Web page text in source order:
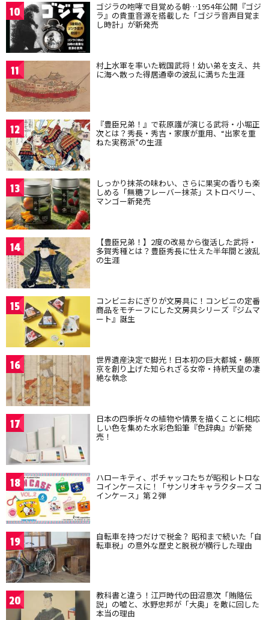
10 ゴジラの咆哮で目覚める朝…1954年公開『ゴジ
ラ』の貴重音源を搭載した「ゴジラ音声目覚ま
し時計」が新発売
11 村上水軍を率いた戦国武将！幼い弟を支え、共
に海へ散った得居通幸の波乱に満ちた生涯
12 『豊臣兄弟！』で萩原護が演じる武将・小堀正
次とは？秀長・秀吉・家康が重用、“出家を重
ねた実務派”の生涯
13 しっかり抹茶の味わい、さらに果実の香りも楽
しめる「無糖フレーバー抹茶」ストロベリー、
マンゴー新発売
14 【豊臣兄弟！】2度の改易から復活した武将・
多賀秀種とは？豊臣秀長に仕えた半年間と波乱
の生涯
15 コンビニおにぎりが文房具に！コンビニの定番
商品をモチーフにした文房具シリーズ『ジムマ
ート』誕生
16 世界遺産決定で脚光！日本初の巨大都城・藤原
京を創り上げた知られざる女帝・持統天皇の凄
絶な執念
17 日本の四季折々の植物や情景を描くことに相応
しい色を集めた水彩色鉛筆『色辞典』が新発
売！
18 ハローキティ、ポチャッコたちが昭和レトロな
コインケースに！「サンリオキャラクターズ コ
インケース」第２弾
19 自転車を持つだけで税金？ 昭和まで続いた「自
転車税」の意外な歴史と脱税が横行した理由
20 教科書と違う！江戸時代の田沼意次「賄賂伝
説」の嘘と、水野忠邦が「大奥」を敵に回した
本当の理由